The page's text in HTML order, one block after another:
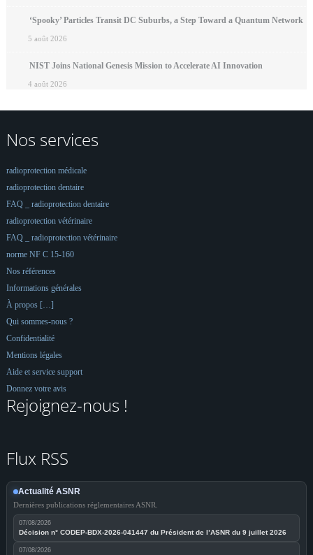
‘Spooky’ Particles Transit DC Suburbs, a Step Toward a Quantum Network
5 août 2026
NIST Joins National Genesis Mission to Accelerate AI Innovation
4 août 2026
Nos services
radioprotection médicale
radioprotection dentaire
FAQ _ radioprotection dentaire
radioprotection vétérinaire
FAQ _ radioprotection vétérinaire
norme NF C 15-160
Nos références
Informations générales
À propos […]
Qui sommes-nous ?
Confidentialité
Mentions légales
Aide et service support
Donnez votre avis
Rejoignez-nous !
Flux RSS
Actualité ASNR
Dernières publications réglementaires ASNR.
07/08/2026
Décision n° CODEP-BDX-2026-041447 du Président de l’ASNR du 9 juillet 2026
07/08/2026